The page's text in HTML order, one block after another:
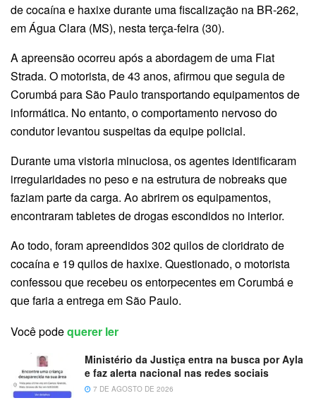
de cocaína e haxixe durante uma fiscalização na BR-262,
em Água Clara (MS), nesta terça-feira (30).
A apreensão ocorreu após a abordagem de uma Fiat
Strada. O motorista, de 43 anos, afirmou que seguia de
Corumbá para São Paulo transportando equipamentos de
informática. No entanto, o comportamento nervoso do
condutor levantou suspeitas da equipe policial.
Durante uma vistoria minuciosa, os agentes identificaram
irregularidades no peso e na estrutura de nobreaks que
faziam parte da carga. Ao abrirem os equipamentos,
encontraram tabletes de drogas escondidos no interior.
Ao todo, foram apreendidos 302 quilos de cloridrato de
cocaína e 19 quilos de haxixe. Questionado, o motorista
confessou que recebeu os entorpecentes em Corumbá e
que faria a entrega em São Paulo.
Você podequerer ler
Ministério da Justiça entra na busca por Ayla
e faz alerta nacional nas redes sociais
7 DE AGOSTO DE 2026